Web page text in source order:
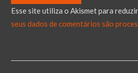
Esse site utiliza o Akismet para
seus dados de comentários são